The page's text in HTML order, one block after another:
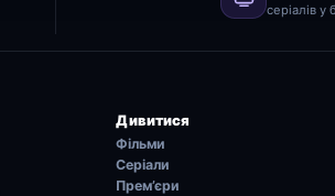
серіалів у
Дивитися
Фільми
Серіали
Прем’єри